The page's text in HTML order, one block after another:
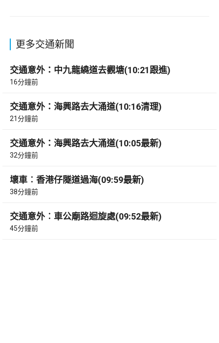
更多交通新聞
交通意外：中九龍繞道去觀塘(10:21跟進)
16分鐘前
交通意外：海興路去大涌道(10:16清理)
21分鐘前
交通意外：海興路去大涌道(10:05最新)
32分鐘前
壞車︰香港仔隧道過海(09:59最新)
38分鐘前
交通意外︰車公廟路迴旋處(09:52最新)
45分鐘前